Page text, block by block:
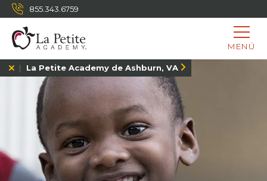
855.343.6759
MENÚ
La Petite Academy de Ashburn, VA